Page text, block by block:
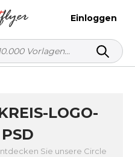
Einloggen
LOGO-
Sie unsere Circle